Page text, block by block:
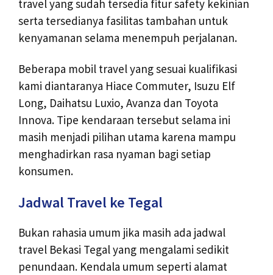
travel yang sudah tersedia fitur safety kekinian
serta tersedianya fasilitas tambahan untuk
kenyamanan selama menempuh perjalanan.
Beberapa mobil travel yang sesuai kualifikasi
kami diantaranya Hiace Commuter, Isuzu Elf
Long, Daihatsu Luxio, Avanza dan Toyota
Innova. Tipe kendaraan tersebut selama ini
masih menjadi pilihan utama karena mampu
menghadirkan rasa nyaman bagi setiap
konsumen.
Jadwal Travel ke Tegal
Bukan rahasia umum jika masih ada jadwal
travel Bekasi Tegal yang mengalami sedikit
penundaan. Kendala umum seperti alamat